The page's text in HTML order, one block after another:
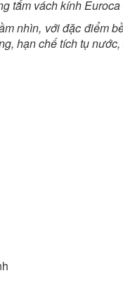
tắm vách kính Euroca
nhìn, với đặc điểm
hạn chế tích tụ